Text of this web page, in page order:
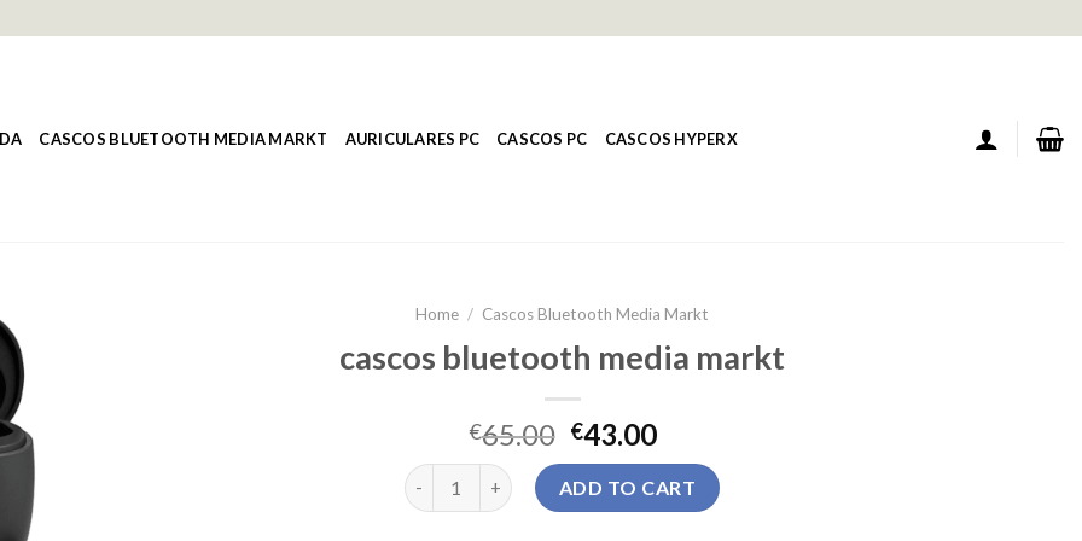
CASCOS BLUETOOTH MEDIA MARKT AURICULARES PC CASCOS PC CASCOS HYPERX
Home / Cascos Bluetooth Media Markt
cascos bluetooth media markt
€65.00 €43.00
cascos bluetooth media markt quantity
ADD TO CART